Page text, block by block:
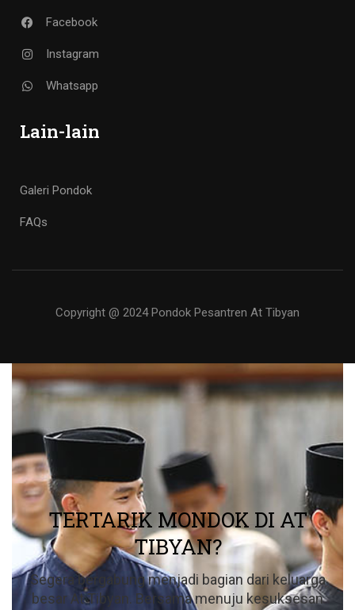
Facebook
Instagram
Whatsapp
Lain-lain
Galeri Pondok
FAQs
Copyright @ 2024 Pondok Pesantren At Tibyan
TERTARIK MONDOK DI AT
TIBYAN?
Segera bergabung menjadi bagian dari keluarga
besar At Tibyan. Bersama menuju kesuksesan